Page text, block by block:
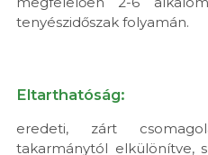
tenyészidőszak folyamán.
Eltarthatóság:
eredeti, zárt
takarmánytól elkülönítve,